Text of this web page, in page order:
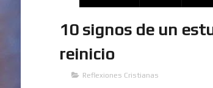
10 signos de un
reinicio
Reflexiones Cristianas